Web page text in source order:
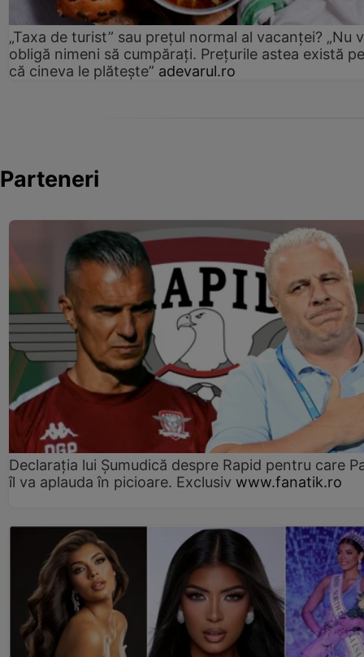
„Taxa de turist” sau prețul normal al vacanței? „Nu
obligă nimeni să cumpărați. Prețurile astea există
că cineva le plătește” adevarul.ro
Parteneri
Declarația lui Șumudică despre Rapid pentru care
îl va aplauda în picioare. Exclusiv www.fanatik.ro